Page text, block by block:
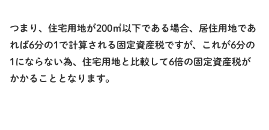
つまり、住宅用地が200㎡以下である場合、居住用地であ
れば6分の1で計算される固定資産税ですが、これが6分の
1にならない為、住宅用地と比較して6倍の固定資産税が
かかることとなります。